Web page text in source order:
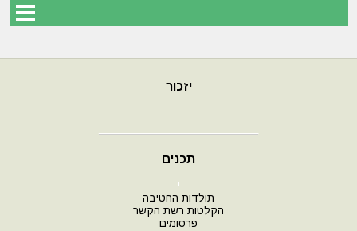
יזכור
תכנים
י
תולדות החטיבה
הקלטות רשת הקשר
פרסומים